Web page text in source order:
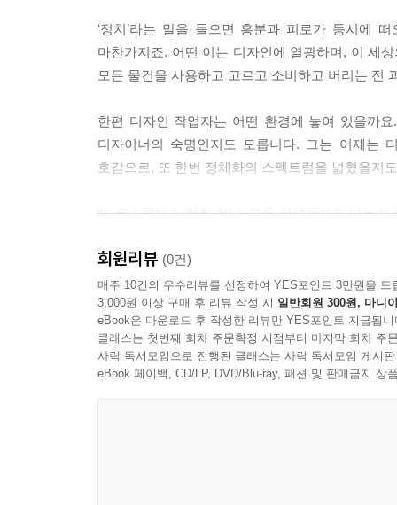
포토샵에 의한 죽음
신체 노출을 통제하다
스무스 크리미널
뉴 마사이족
허울뿐인 다양성
어떤 문화는 다른 문화보다 크다
문화 절도
4장 상징과 아이콘
글은 나누고 그림은 모으고
평화를 도용하다
로고타입과 아키타입
장애인과 비장애인
‘정치’라는 말을 들으면 흥분과 피로가 동시에
마찬가지죠. 어떤 이는 디자인에 열광하며, 이 세
모든 물건을 사용하고 고르고 소비하고 버리는 전
한편 디자인 작업자는 어떤 환경에 놓여 있을까
디자이너의 숙명인지도 모릅니다. 그는 어제는
호감으로, 또 한번 정체화의 스펙트럼을 넓혔을지
“아트스쿨에 입학한 첫날, 모든 학생들에게 나누
네덜란드의 디자이너 뤼번 파터르는 정치적 디
문화적 맥락 등 다양한 이데올로기로부터 자유
『The Politics of Design(디자인 정치학)』이라
스티븐 헬러 같은 시각문화계의 조직/인사들의 입
회원리뷰 (0건)
매주 10건의 우수리뷰를 선정하여 YES포인트 3만원을 드
3,000원 이상 구매 후 리뷰 작성 시 일반회원 300원, 마니
eBook은 다운로드 후 작성한 리뷰만 YES포인트 지급됩니
클래스는 첫번째 회차 주문확정 시점부터 마지막 회차 주
사락 독서모임으로 진행된 클래스는 사락 독서모임 게시
eBook 페이백, CD/LP, DVD/Blu-ray, 패션 및 판매금지 상